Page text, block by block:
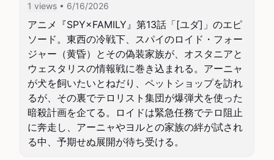
1 views • 6/16/2026
アニメ『SPY×FAMILY』第13話「[ユダ]」のエピ
ソード。東西の冷戦下、スパイのロイド・フォー
ジャー（黄昏）とその偽装家族が、オスタニアと
ウェスタリスの情報戦に巻き込まれる。アーニャ
が犬を飼いたいとねだり、ペットショップを訪れ
るが、その裏でテロリスト集団が爆弾犬を使った
暗殺計画を企てる。ロイドは緊急任務でテロ阻止
に奔走し、アーニャやヨルとの家族の絆が試され
る中、予期せぬ展開が待ち受ける。